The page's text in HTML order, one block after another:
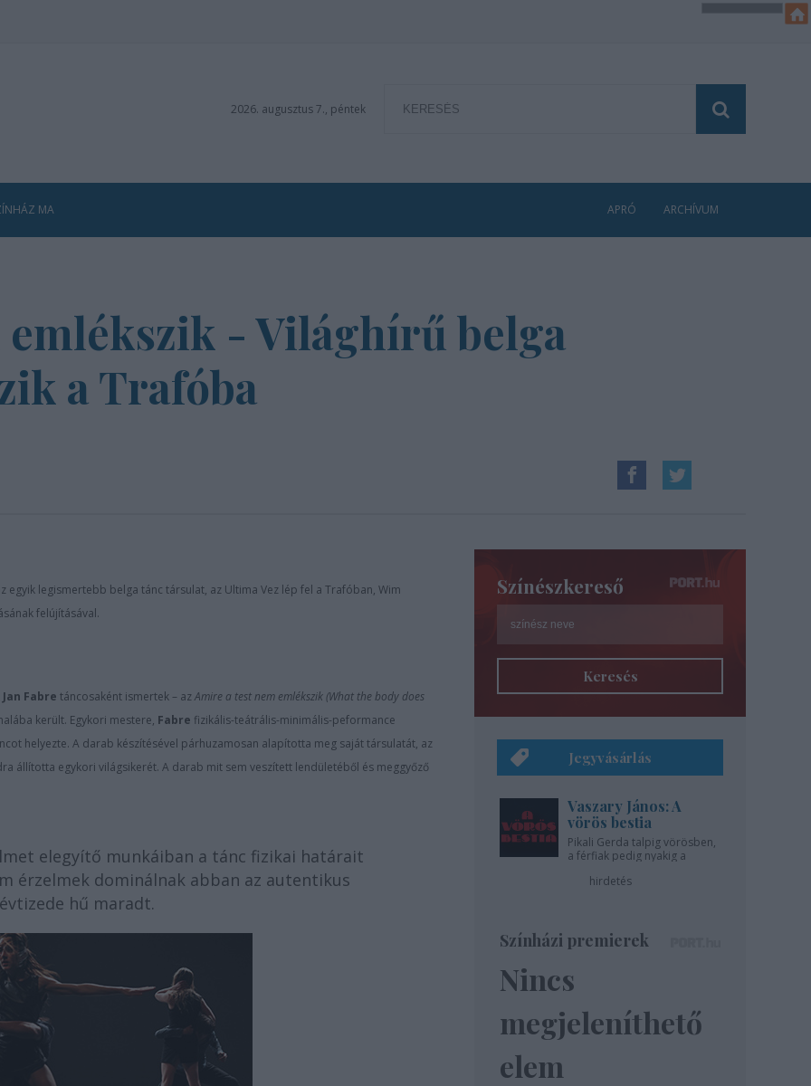
2026. augusztus 7., péntek
MA APRÓ ARCHÍVUM
- Világhírű belga
a Trafóba
legismertebb belga tánc társulat, az Ultima Vez lép fel a Trafóban, Wim
felújításával.
Jan Fabre táncosaként ismertek – az Amire a test nem emlékszik (What the body does
került. Egykori mestere, Fabre fizikális-teátrális-minimális-peformance
helyezte. A darab készítésével párhuzamosan alapította meg saját társulatát, az
állította egykori világsikerét. A darab mit sem veszített lendületéből és meggyőző
elegyítő munkáiban a tánc fizikai határait
érzelmek dominálnak abban az autentikus
hű maradt.
Színészkereső
Keresés
Jegyvásárlás
Vaszary János: A
vörös bestia
Pikali Gerda talpig vörösben,
a férfiak pedig nyakig a
hirdetés
Színházi premierek
Nincs
megjeleníthető
elem